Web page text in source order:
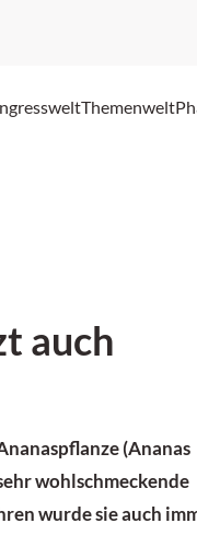
Themenwelt
auch
(Ananas
wohlschmeckende
wurde sie auch